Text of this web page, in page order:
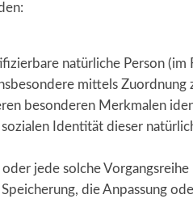
natürliche Person (im
mittels Zuordnung
besonderen Merkmalen
Identität dieser
jede solche Vorgangsreihe
die Anpassung